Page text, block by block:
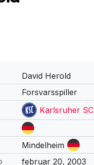
David Herold
Forsvarsspiller
Karlsruher SC
Mindelheim
februar 20, 2003